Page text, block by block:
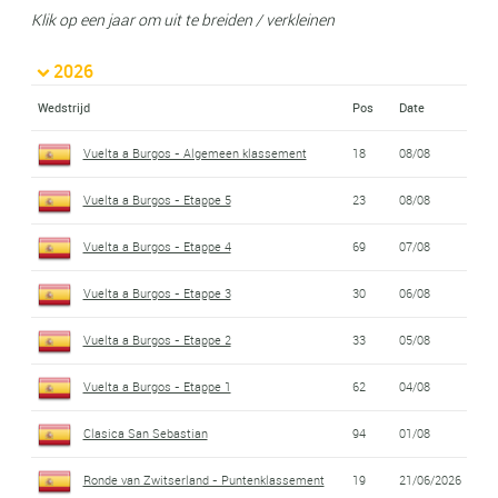
Klik op een jaar om uit te breiden / verkleinen
2026
Wedstrijd Pos Date
Vuelta a Burgos - Algemeen klassement 18 08/08
Vuelta a Burgos - Etappe 5 23 08/08
Vuelta a Burgos - Etappe 4 69 07/08
Vuelta a Burgos - Etappe 3 30 06/08
Vuelta a Burgos - Etappe 2 33 05/08
Vuelta a Burgos - Etappe 1 62 04/08
Clasica San Sebastian 94 01/08
Ronde van Zwitserland - Puntenklassement 19 21/06/2026